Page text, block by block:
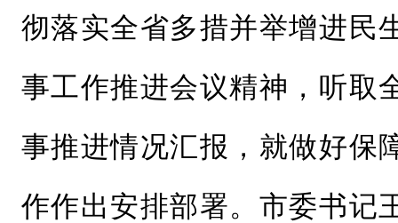
彻落实全省多措并举增进民
事工作推进会议精神，听取
事推进情况汇报，就做好保
作作出安排部署。市委书记